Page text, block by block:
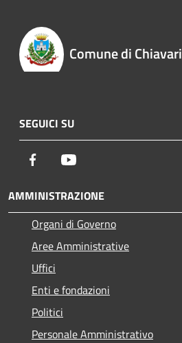
Comune di Chiavari
SEGUICI SU
Facebook
AMMINISTRAZIONE
Organi di Governo
Aree Amministrative
Uffici
Enti e fondazioni
Politici
Personale Amministrativo